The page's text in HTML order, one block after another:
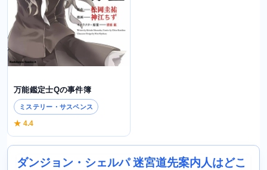
万能鑑定士Qの事件簿
ミステリー・サスペンス
★ 4.4
ダンジョン・シェルパ 迷宮道先案内人はどこ